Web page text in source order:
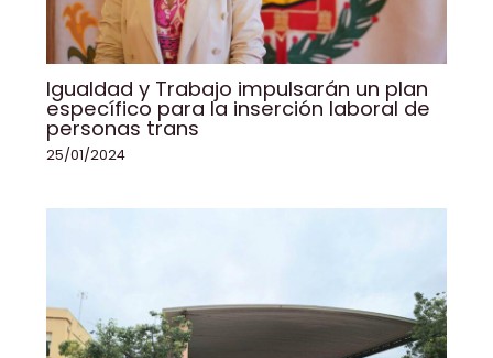
Igualdad y Trabajo impulsarán un plan
específico para la inserción laboral de
personas trans
25/01/2024